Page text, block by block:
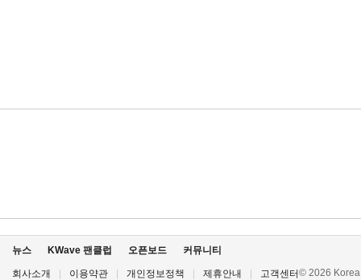
뉴스 KWave 팬클럽 오픈보드 커뮤니티
회사소개 이용약관 개인정보정책 제휴안내 고객센터© 2026